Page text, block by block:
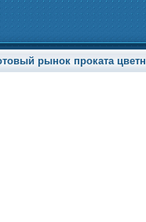
рынок проката